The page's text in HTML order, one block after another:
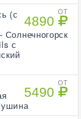
ОТ
4890
(с
с
ОТ
5490